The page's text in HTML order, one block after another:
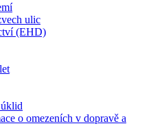
ulic
(EHD)
o omezeních v dopravě a